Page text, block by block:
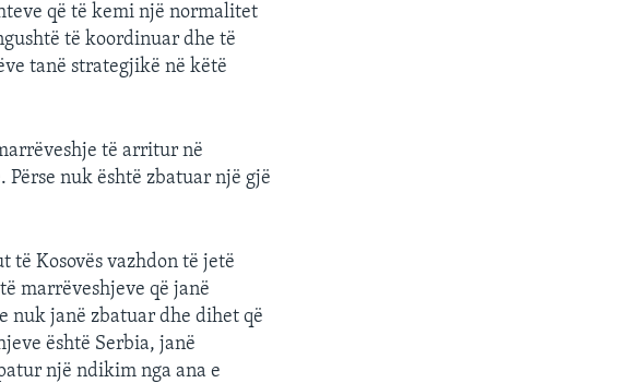
që të kemi një normalitet
të koordinuar dhe të
tanë strategjikë në këtë
të arritur në
nuk është zbatuar një gjë
të Kosovës vazhdon të jetë
marrëveshjeve që janë
janë zbatuar dhe dihet që
është Serbia, janë
një ndikim nga ana e